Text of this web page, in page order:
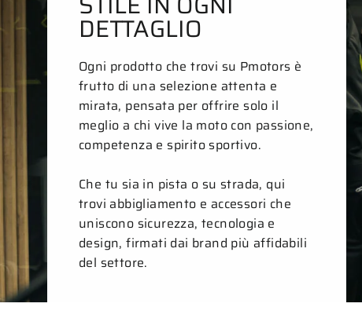
DETTAGLIO
Ogni prodotto che trovi su Pmotors è
frutto di una selezione attenta e
mirata, pensata per offrire solo il
meglio a chi vive la moto con passione,
competenza e spirito sportivo.
Che tu sia in pista o su strada, qui
trovi abbigliamento e accessori che
uniscono sicurezza, tecnologia e
design, firmati dai brand più affidabili
del settore.